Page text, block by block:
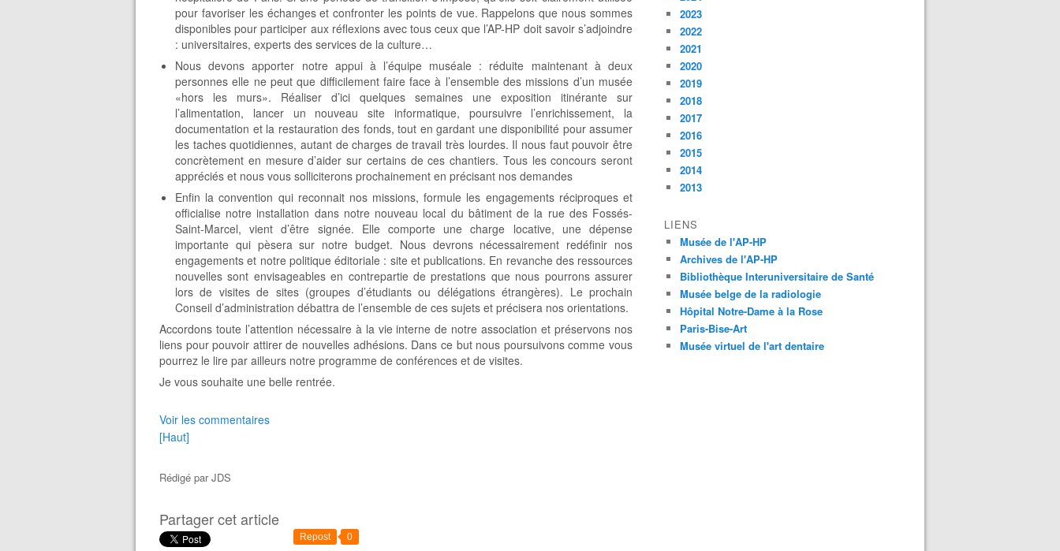
pour favoriser les échanges et confronter les points de vue. Rappelons que nous sommes
disponibles pour participer aux réflexions avec tous ceux que l’AP-HP doit savoir s’adjoindre
: universitaires, experts des services de la culture…
Nous devons apporter notre appui à l’équipe muséale : réduite maintenant à deux
personnes elle ne peut que difficilement faire face à l’ensemble des missions d’un musée
«hors les murs». Réaliser d’ici quelques semaines une exposition itinérante sur
l’alimentation, lancer un nouveau site informatique, poursuivre l’enrichissement, la
documentation et la restauration des fonds, tout en gardant une disponibilité pour assumer
les taches quotidiennes, autant de charges de travail très lourdes. Il nous faut pouvoir être
concrètement en mesure d’aider sur certains de ces chantiers. Tous les concours seront
appréciés et nous vous solliciterons prochainement en précisant nos demandes
Enfin la convention qui reconnait nos missions, formule les engagements réciproques et
officialise notre installation dans notre nouveau local du bâtiment de la rue des Fossés-
Saint-Marcel, vient d’être signée. Elle comporte une charge locative, une dépense
importante qui pèsera sur notre budget. Nous devrons nécessairement redéfinir nos
engagements et notre politique éditoriale : site et publications. En revanche des ressources
nouvelles sont envisageables en contrepartie de prestations que nous pourrons assurer
lors de visites de sites (groupes d’étudiants ou délégations étrangères). Le prochain
Conseil d’administration débattra de l’ensemble de ces sujets et précisera nos orientations.
Accordons toute l’attention nécessaire à la vie interne de notre association et préservons nos
liens pour pouvoir attirer de nouvelles adhésions. Dans ce but nous poursuivons comme vous
pourrez le lire par ailleurs notre programme de conférences et de visites.
Je vous souhaite une belle rentrée.
Voir les commentaires
[Haut]
Rédigé parJDS
Partager cet article
Repost 0
2023
2022
2021
2020
2019
2018
2017
2016
2015
2014
2013
LIENS
Musée de l'AP-HP
Archives de l'AP-HP
Bibliothèque Interuniversitaire de Santé
Musée belge de la radiologie
Hôpital Notre-Dame à la Rose
Paris-Bise-Art
Musée virtuel de l'art dentaire